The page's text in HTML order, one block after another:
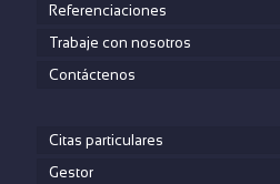
Referenciaciones
Trabaje con nosotros
Contáctenos
Citas particulares
Gestor